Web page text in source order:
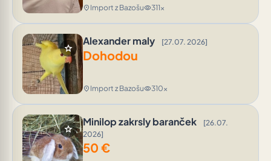
location_on Import z Bazošuvisibility311x
star
Alexander maly [27.07. 2026]
Dohodou
location_on Import z Bazošuvisibility310x
star
Minilop zakrsly baranček
[26.07.
2026]
50 €